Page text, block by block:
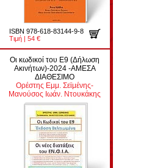
ISBN 978-618-83144-9-8
Τιμή | 54 €
Οι κωδικοί του Ε9 (Δήλωση
Ακινήτων)-2024 -ΑΜΕΣΑ
ΔΙΑΘΕΣΙΜΟ
Ορέστης Εμμ. Σεϊμένης-
Μανούσος Ιωάν. Ντουκάκης